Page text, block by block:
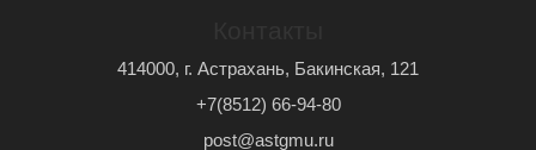
414000, г. Астрахань, Бакинская, 121
+7(8512) 66-94-80
post@astgmu.ru